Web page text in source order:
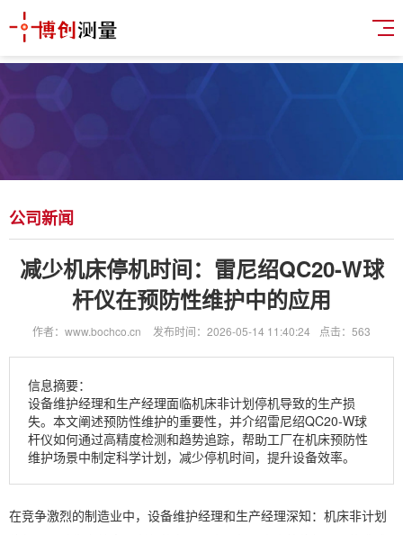
公司新闻
减少机床停机时间：雷尼绍QC20-W球
杆仪在预防性维护中的应用
作者：www.bochco.cn 发布时间：2026-05-14 11:40:24 点击：563
信息摘要：
设备维护经理和生产经理面临机床非计划停机导致的生产损
失。本文阐述预防性维护的重要性，并介绍雷尼绍QC20-W球
杆仪如何通过高精度检测和趋势追踪，帮助工厂在机床预防性
维护场景中制定科学计划，减少停机时间，提升设备效率。
在竞争激烈的制造业中，设备维护经理和生产经理深知：机床非计划